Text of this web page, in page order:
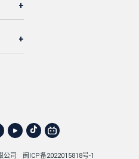
公司 闽ICP备2022015818号-1